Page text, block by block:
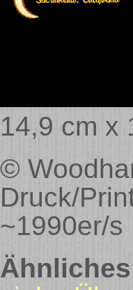
14,9 cm x
©
Druck/
~1990er/s